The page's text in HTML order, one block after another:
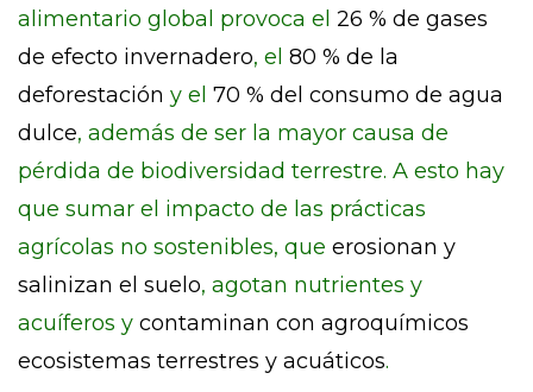
alimentario global provoca el 26 % de gases
de efecto invernadero, el 80 % de la
deforestación y el 70 % del consumo de agua
dulce, además de ser la mayor causa de
pérdida de biodiversidad terrestre. A esto hay
que sumar el impacto de las prácticas
agrícolas no sostenibles, que erosionan y
salinizan el suelo, agotan nutrientes y
acuíferos y contaminan con agroquímicos
ecosistemas terrestres y acuáticos.